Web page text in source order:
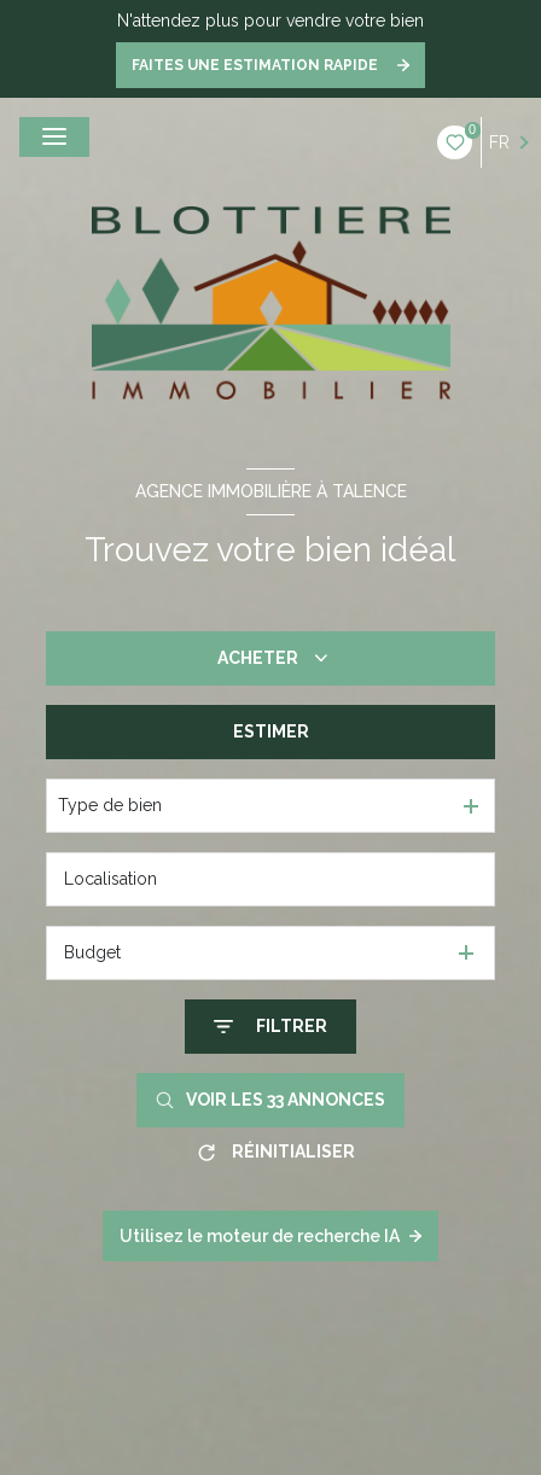
N'attendez plus pour vendre votre bien
FAITES UNE ESTIMATION RAPIDE
0
FR
AGENCE IMMOBILIÈRE À TALENCE
Trouvez votre bien idéal
ACHETER
ESTIMER
Type de bien
Budget
FILTRER
VOIR LES 33ANNONCES
RÉINITIALISER
Utilisez le moteur de recherche IA